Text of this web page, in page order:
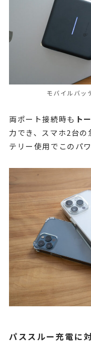
モバイルバッ
両ポート接続時も ト
力でき、スマホ2台
テリー使用でこのパ
パススルー充電に